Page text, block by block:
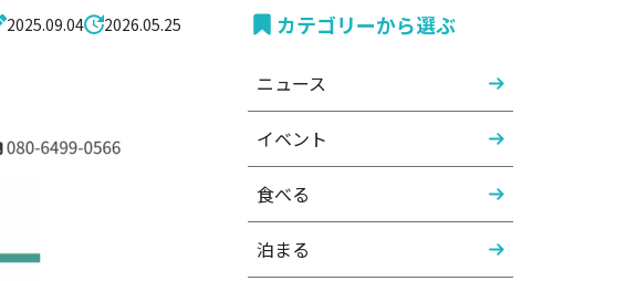
2025.09.04 2026.05.25 カテゴリーから選ぶ
ニュース
イベント
食べる
泊まる